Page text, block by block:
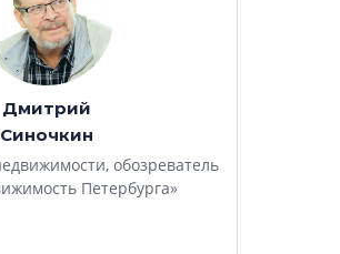
Дмитрий
Синочкин
обозреватель
Петербурга»